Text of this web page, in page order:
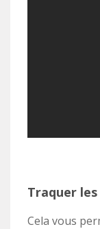
Traquer les
Cela vous